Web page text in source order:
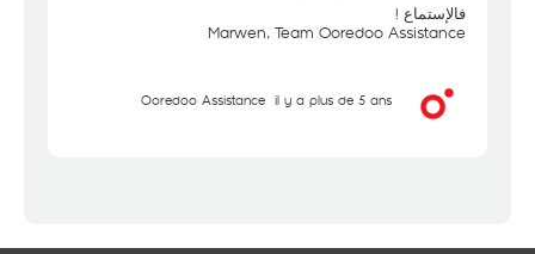
فالإستماع !
Marwen, Team Ooredoo Assistance
Ooredoo Assistance il y a plus de 5 ans